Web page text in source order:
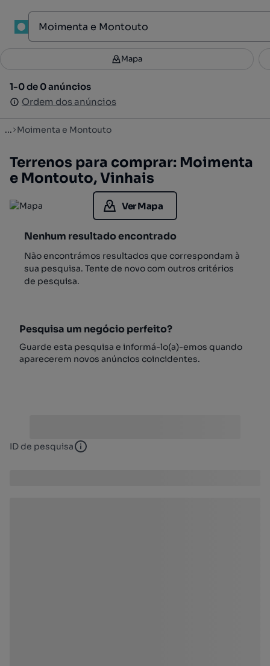
Filtros 2
1-0 de 0 anúncios
Ordem dos anúncios
Mapa
1-0 de 0 anúncios
Ordem dos anúncios
... Moimenta e Montouto
Terrenos para comprar: Moimenta
e Montouto, Vinhais
Ver Mapa
Nenhum resultado encontrado
Não encontrámos resultados que correspondam à
sua pesquisa. Tente de novo com outros critérios
de pesquisa.
Pesquisa um negócio perfeito?
Guarde esta pesquisa e informá-lo(a)-emos quando
aparecerem novos anúncios coincidentes.
ID de pesquisa ID de pesquisa